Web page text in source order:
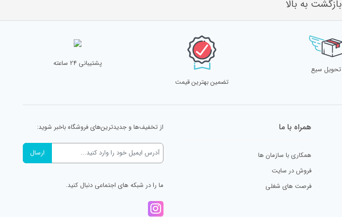
بازگشت به بالا
تحویل سیع
تضمین بهترین قیمت
پشتیبانی 24 ساعته
همراه با ما
همکاری با سازمان ها
فروش در سایت
فرصت های شغلی
از تخفیف‌ها و جدیدترین‌های فروشگاه باخبر شوید:
ما را در شبکه های اجتماعی دنبال کنید.